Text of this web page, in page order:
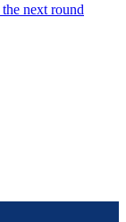
the next round